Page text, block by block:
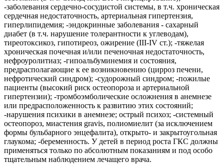
-заболевания сердечно-сосудистой системы, в т.ч. хроническая
сердечная недостаточность, артериальная гипертензия,
гиперлипидемия; -эндокринные заболевания - сахарный
диабет (в т.ч. нарушение толерантности к углеводам),
тиреотоксикоз, гипотиреоз, ожирение (III-IV ст.); -тяжелая
хроническая почечная и/или печеночная недостаточность,
нефроуролитиаз; -гипоальбуминемия и состояния,
предрасполагающие к ее возникновению (цирроз печени,
нефротический синдром); -судорожный синдром; -пожилые
пациенты (высокий риск остеопороза и артериальной
гипертензии); -тромбоэмболические осложнения в анемнезе
или предрасположенность к развитию этих состояний;
-нарушения психики в анемнезе; острый психоз; -системный
остеопороз, миастения gravis, полиомиелит (за исключением
формы бульбарного энцефалита), открыто- и закрытоугольная
глаукома; -беременность. У детей в период роста ГКС должны
применяться только по абсолютным показаниям и под особо
тщательным наблюдением лечащего врача.